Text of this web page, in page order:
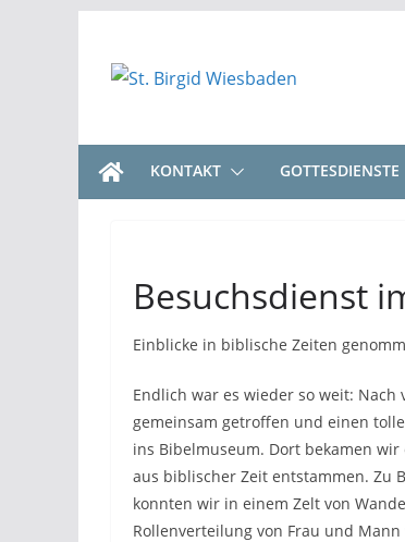
springen
KONTAKT GOTTESDIENSTE
Besuchsdienst
Einblicke in biblische Zeiten
Endlich war es wieder so weit:
gemeinsam getroffen und einen
ins Bibelmuseum. Dort bekamen
aus biblischer Zeit entstammen. Zu
konnten wir in einem Zelt von
Rollenverteilung von Frau und Mann